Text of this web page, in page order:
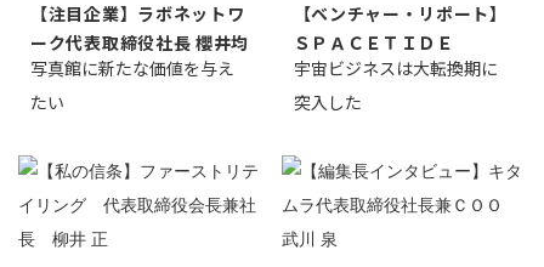
【注目企業】ラボネットワ
ーク代表取締役社長 櫻井均
写真館に新たな価値を与え
たい
【ベンチャー・リポート】
ＳＰＡＣＥＴＩＤＥ
宇宙ビジネスは大転換期に
突入した